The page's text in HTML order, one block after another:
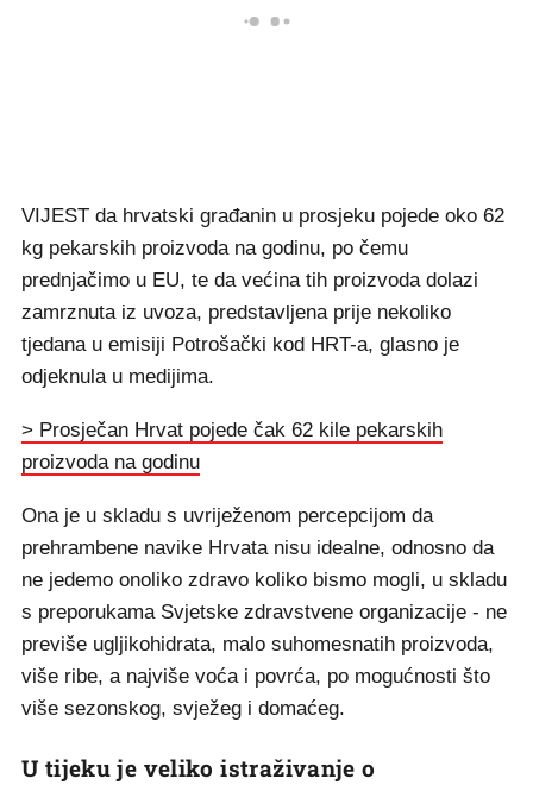
VIJEST da hrvatski građanin u prosjeku pojede oko 62
kg pekarskih proizvoda na godinu, po čemu
prednjačimo u EU, te da većina tih proizvoda dolazi
zamrznuta iz uvoza, predstavljena prije nekoliko
tjedana u emisiji Potrošački kod HRT-a, glasno je
odjeknula u medijima.
> Prosječan Hrvat pojede čak 62 kile pekarskih
proizvoda na godinu
Ona je u skladu s uvriježenom percepcijom da
prehrambene navike Hrvata nisu idealne, odnosno da
ne jedemo onoliko zdravo koliko bismo mogli, u skladu
s preporukama Svjetske zdravstvene organizacije - ne
previše ugljikohidrata, malo suhomesnatih proizvoda,
više ribe, a najviše voća i povrća, po mogućnosti što
više sezonskog, svježeg i domaćeg.
U tijeku je veliko istraživanje o